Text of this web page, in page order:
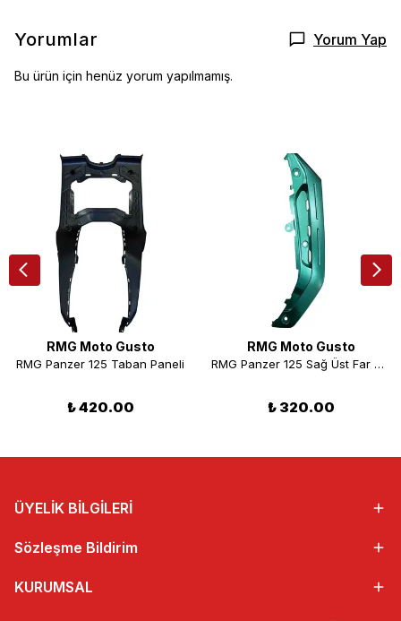
Yorumlar Yorum Yap
Bu ürün için henüz yorum yapılmamış.
RMG Moto Gusto
RMG Panzer 125 Taban Paneli
₺ 420.00
RMG Moto Gusto
RMG Panzer 125 Sağ Üst Far Muhafaza Grenajı Yeşil
₺ 320.00
ÜYELİK BİLGİLERİ
Sözleşme Bildirim
KURUMSAL